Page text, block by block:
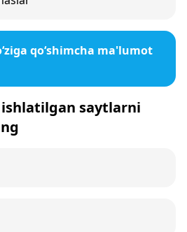
qo‘shimcha ma'lumot
ishlatilgan saytlarni